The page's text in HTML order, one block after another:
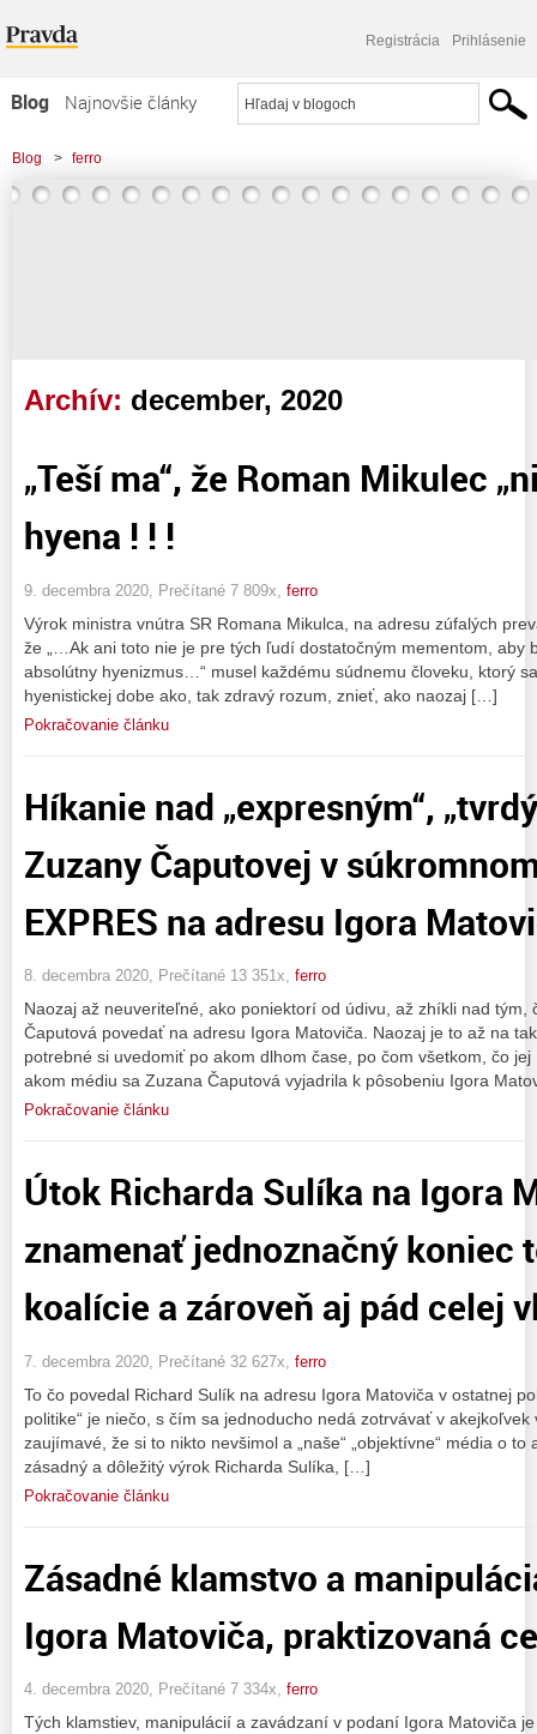
Registrácia Prihlásenie
Blog
Najnovšie články
Najčítanejšie články
Najkomentovanejšie články
Blog > ferro
Archív: december, 2020
„Teší ma“, že Roman Mikulec
hyena ! ! !
9. decembra 2020, Prečítané 7 809x, ferro
Výrok ministra vnútra SR Romana Mikulca, na adresu zúfalých
že „…Ak ani toto nie je pre tých ľudí dostatočným mementom, aby
absolútny hyenizmus…“ musel každému súdnemu človeku, ktorý
hyenistickej dobe ako, tak zdravý rozum, znieť, ako naozaj […]
Pokračovanie článku
Híkanie nad „expresným“,
Zuzany Čaputovej v
EXPRES na adresu Igora
8. decembra 2020, Prečítané 13 351x, ferro
Naozaj až neuveriteľné, ako poniektorí od údivu, až zhíkli nad tým,
Čaputová povedať na adresu Igora Matoviča. Naozaj je to až na
potrebné si uvedomiť po akom dlhom čase, po čom všetkom, čo
akom médiu sa Zuzana Čaputová vyjadrila k pôsobeniu Igora
Pokračovanie článku
Útok Richarda Sulíka na Igora
znamenať jednoznačný koniec
koalície a zároveň aj pád celej
7. decembra 2020, Prečítané 32 627x, ferro
To čo povedal Richard Sulík na adresu Igora Matoviča v ostatnej
politike“ je niečo, s čím sa jednoducho nedá zotrvávať v akejkoľvek
zaujímavé, že si to nikto nevšimol a „naše“ „objektívne“ média o
zásadný a dôležitý výrok Richarda Sulíka, […]
Pokračovanie článku
Zásadné klamstvo a
Igora Matoviča, praktizovaná
4. decembra 2020, Prečítané 7 334x, ferro
Tých klamstiev, manipulácií a zavádzaní v podaní Igora Matoviča